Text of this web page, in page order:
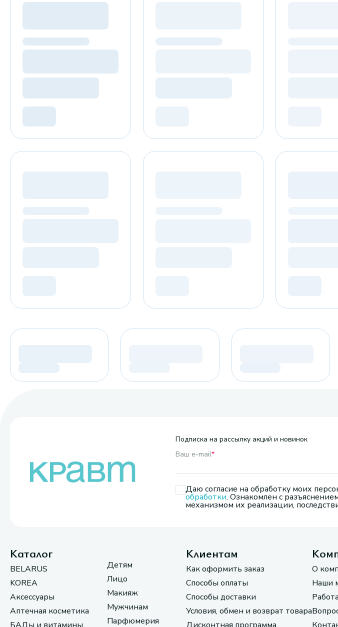
Подписка на рассылку акций и новинок
Ваш e-mail*
Даю согласие на обработку моих
обработки. Ознакомлен с
механизмом их реализации,
Каталог
BELARUS
KOREA
Аксессуары
Аптечная косметика
Детям
Лицо
Макияж
Мужчинам
Парфюмерия
Клиентам
Как оформить заказ
Способы оплаты
Способы доставки
Условия, обмен и возврат товара
О
Наши